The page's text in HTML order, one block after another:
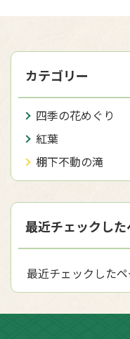
カテゴリー
四季の花めぐり
紅葉
棚下不動の滝
最近チェックした
最近チェックしたペ